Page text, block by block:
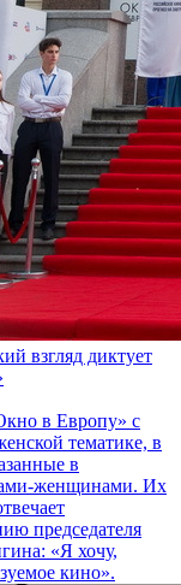
взгляд диктует
в Европу» с
тематике, в
в
женщинами. Их
председателя
«Я хочу,
кино».